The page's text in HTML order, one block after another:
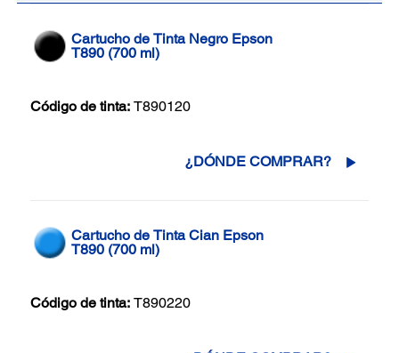
Cartucho de Tinta Negro Epson
T890 (700 ml)
Código de tinta: T890120
¿DÓNDE COMPRAR?
Cartucho de Tinta Cian Epson
T890 (700 ml)
Código de tinta: T890220